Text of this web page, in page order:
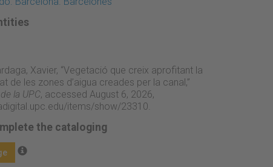
Xavier, “Vegetació que creix aprofitant la
de les zones d’aigua creades per la canal,”
la UPC, accessed August 6, 2026,
items/show/23310
the cataloging